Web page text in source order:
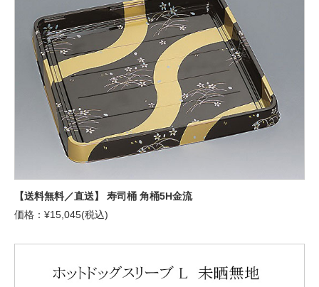
【送料無料／直送】 寿司桶 角桶5H金流
価格：¥15,045(税込)